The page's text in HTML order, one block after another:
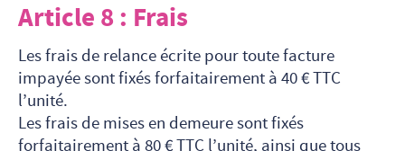
Article 8 : Frais
Les frais de relance écrite pour toute facture
impayée sont fixés forfaitairement à 40 € TTC
l’unité.
Les frais de mises en demeure sont fixés
forfaitairement à 80 € TTC l’unité, ainsi que tous